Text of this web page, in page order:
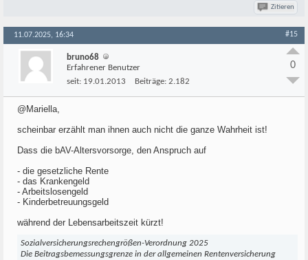
Zitieren
11.07.2025, 16:34 #15
bruno68
Erfahrener Benutzer
seit: 19.01.2013 Beiträge: 2.182
0
@Mariella,
scheinbar erzählt man ihnen auch nicht die ganze Wahrheit ist!
Dass die bAV-Altersvorsorge, den Anspruch auf
- die gesetzliche Rente
- das Krankengeld
- Arbeitslosengeld
- Kinderbetreuungsgeld
während der Lebensarbeitszeit kürzt!
Sozialversicherungsrechengrößen-Verordnung 2025
Die Beitragsbemessungsgrenze in der allgemeinen Rentenversicherung